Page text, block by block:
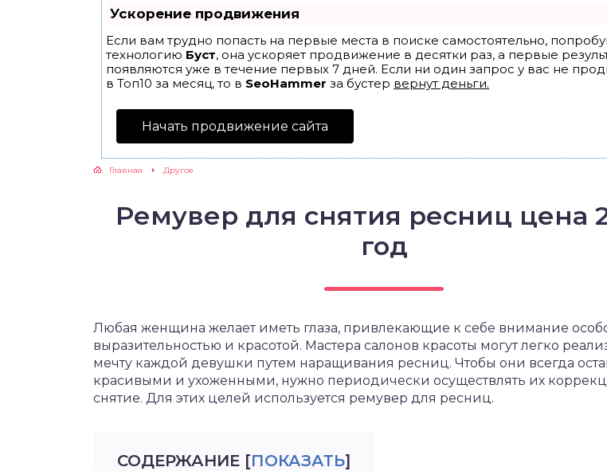
Ускорение продвижения
Если вам трудно попасть на первые места в поиске самостоятельно,
технологию Буст, она ускоряет продвижение в десятки раз, а первые
появляются уже в течение первых 7 дней. Если ни один запрос у вас не
в Топ10 за месяц, то в SeoHammer за бустер вернут деньги.
Начать продвижение сайта
Главная Другое
Ремувер для снятия ресниц цена
год
Любая женщина желает иметь глаза, привлекающие к себе внимание
выразительностью и красотой. Мастера салонов красоты могут легко
мечту каждой девушки путем наращивания ресниц. Чтобы они всегда
красивыми и ухоженными, нужно периодически осуществлять их
снятие. Для этих целей используется ремувер для ресниц.
СОДЕРЖАНИЕ [ПОКАЗАТЬ]